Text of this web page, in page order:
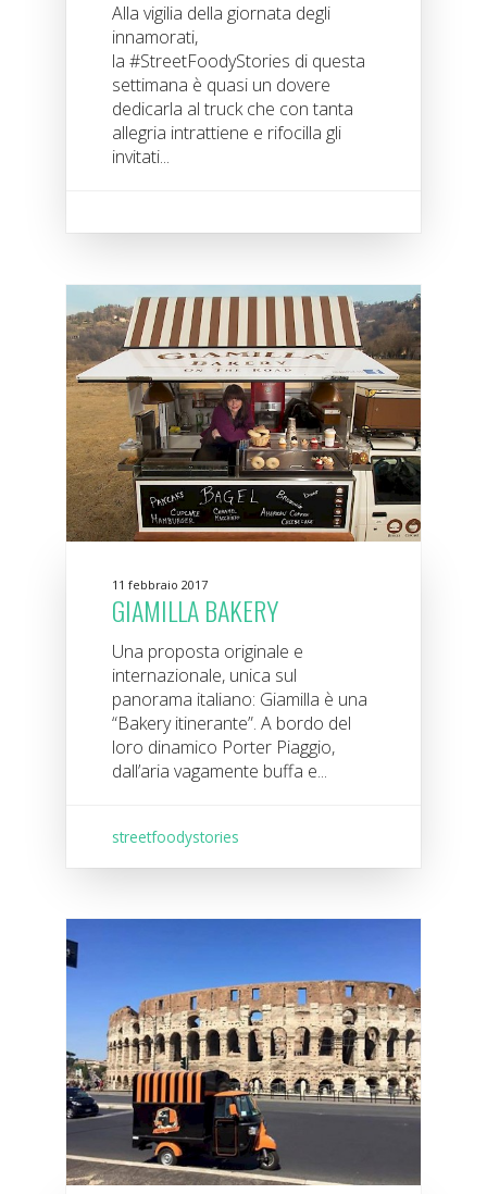
Alla vigilia della giornata degli
innamorati,
la #StreetFoodyStories di questa
settimana è quasi un dovere
dedicarla al truck che con tanta
allegria intrattiene e rifocilla gli
invitati...
11 febbraio 2017
GIAMILLA BAKERY
Una proposta originale e
internazionale, unica sul
panorama italiano: Giamilla è una
“Bakery itinerante”. A bordo del
loro dinamico Porter Piaggio,
dall’aria vagamente buffa e...
streetfoodystories